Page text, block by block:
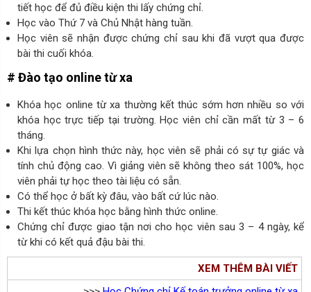
tiết học để đủ điều kiện thi lấy chứng chỉ.
Học vào Thứ 7 và Chủ Nhật hàng tuần.
Học viên sẽ nhận được chứng chỉ sau khi đã vượt qua được
bài thi cuối khóa.
# Đào tạo online từ xa
Khóa học online từ xa thường kết thúc sớm hơn nhiều so với
khóa học trực tiếp tại trường. Học viên chỉ cần mất từ 3 – 6
tháng.
Khi lựa chọn hình thức này, học viên sẽ phải có sự tự giác và
tính chủ động cao. Vì giảng viên sẽ không theo sát 100%, học
viên phải tự học theo tài liệu có sẵn.
Có thể học ở bất kỳ đâu, vào bất cứ lúc nào.
Thi kết thúc khóa học bằng hình thức online.
Chứng chỉ được giao tận nơi cho học viên sau 3 – 4 ngày, kể
từ khi có kết quả đậu bài thi.
XEM THÊM BÀI VIẾT